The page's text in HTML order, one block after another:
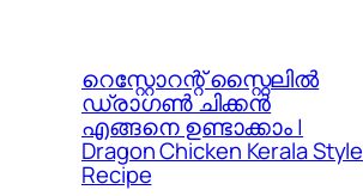
റെസ്റ്റോറന്റ് സ്റ്റൈലിൽ
ഡ്രാഗൺ ചിക്കൻ
എങ്ങനെ ഉണ്ടാക്കാം |
Dragon Chicken Kerala Style
Recipe